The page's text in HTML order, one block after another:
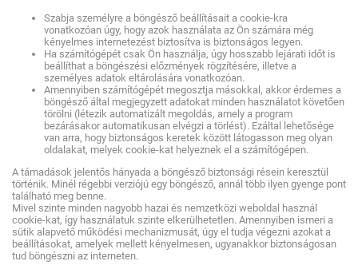
Szabja személyre a böngésző beállításait a cookie-kra
vonatkozóan úgy, hogy azok használata az Ön számára még
kényelmes internetezést biztosítva is biztonságos legyen.
Ha számítógépét csak Ön használja, úgy hosszabb lejárati időt is
beállíthat a böngészési előzmények rögzítésére, illetve a
személyes adatok eltárolására vonatkozóan.
Amennyiben számítógépét megosztja másokkal, akkor érdemes a
böngésző által megjegyzett adatokat minden használatot követően
törölni (létezik automatizált megoldás, amely a program
bezárásakor automatikusan elvégzi a törlést). Ezáltal lehetősége
van arra, hogy biztonságos keretek között látogasson meg olyan
oldalakat, melyek cookie-kat helyeznek el a számítógépen.
A támadások jelentős hányada a böngésző biztonsági résein keresztül
történik. Minél régebbi verziójú egy böngésző, annál több ilyen gyenge pont
található meg benne.
Mivel szinte minden nagyobb hazai és nemzetközi weboldal használ
cookie-kat, így használatuk szinte elkerülhetetlen. Amennyiben ismeri a
sütik alapvető működési mechanizmusát, úgy el tudja végezni azokat a
beállításokat, amelyek mellett kényelmesen, ugyanakkor biztonságosan
tud böngészni az interneten.